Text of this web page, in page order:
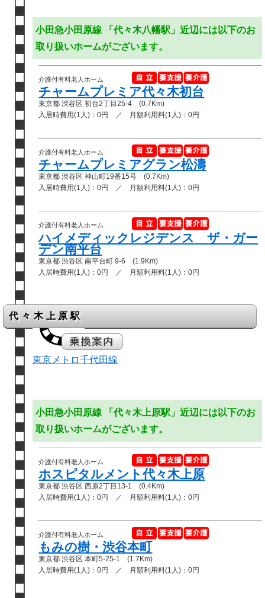
小田急小田原線 「代々木八幡駅」近辺には以下のお
取り扱いホームがございます。
介護付有料老人ホーム
チャームプレミア代々木初台
東京都 渋谷区 初台2丁目25-4 (0.7Km)
入居時費用(1人)：0円 ／ 月額利用料(1人)：0円
介護付有料老人ホーム
チャームプレミアグラン松濤
東京都 渋谷区 神山町19番15号 (0.7Km)
入居時費用(1人)：0円 ／ 月額利用料(1人)：0円
介護付有料老人ホーム
ハイメディックレジデンス ザ・ガー
デン南平台
東京都 渋谷区 南平台町 9-6 (1.9Km)
入居時費用(1人)：0円 ／ 月額利用料(1人)：0円
代々木上原駅
東京メトロ千代田線
小田急小田原線 「代々木上原駅」近辺には以下のお
取り扱いホームがございます。
介護付有料老人ホーム
ホスピタルメント代々木上原
東京都 渋谷区 西原2丁目13-1 (0.4Km)
入居時費用(1人)：0円 ／ 月額利用料(1人)：0円
介護付有料老人ホーム
もみの樹・渋谷本町
東京都 渋谷区 本町5-25-1 (1.7Km)
入居時費用(1人)：0円 ／ 月額利用料(1人)：0円